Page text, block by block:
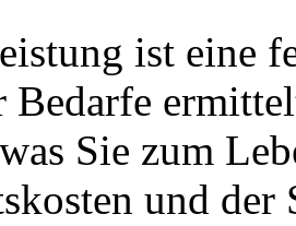
ist eine
Bedarfe
Sie zum
und der